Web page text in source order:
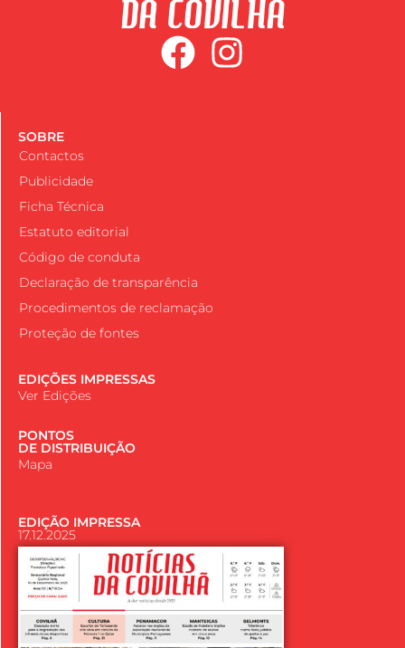
SOBRE
Contactos
Publicidade
Ficha Técnica
Estatuto editorial
Código de conduta
Declaração de transparência
Procedimentos de reclamação
Proteção de fontes
EDIÇÕES IMPRESSAS
Ver Edições
PONTOS
DE DISTRIBUIÇÃO
Mapa
EDIÇÃO IMPRESSA
17.12.2025